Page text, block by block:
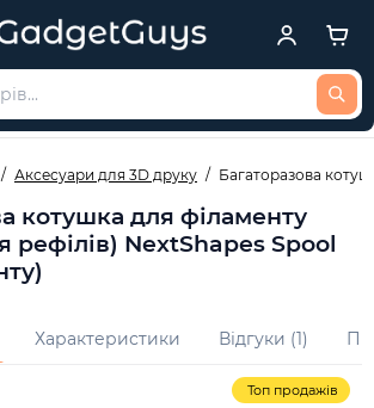
Аксесуари для 3D друку Багаторазова
котушка для філаменту
рефілів) NextShapes Spool
Характеристики Відгуки (1)
Топ продажів